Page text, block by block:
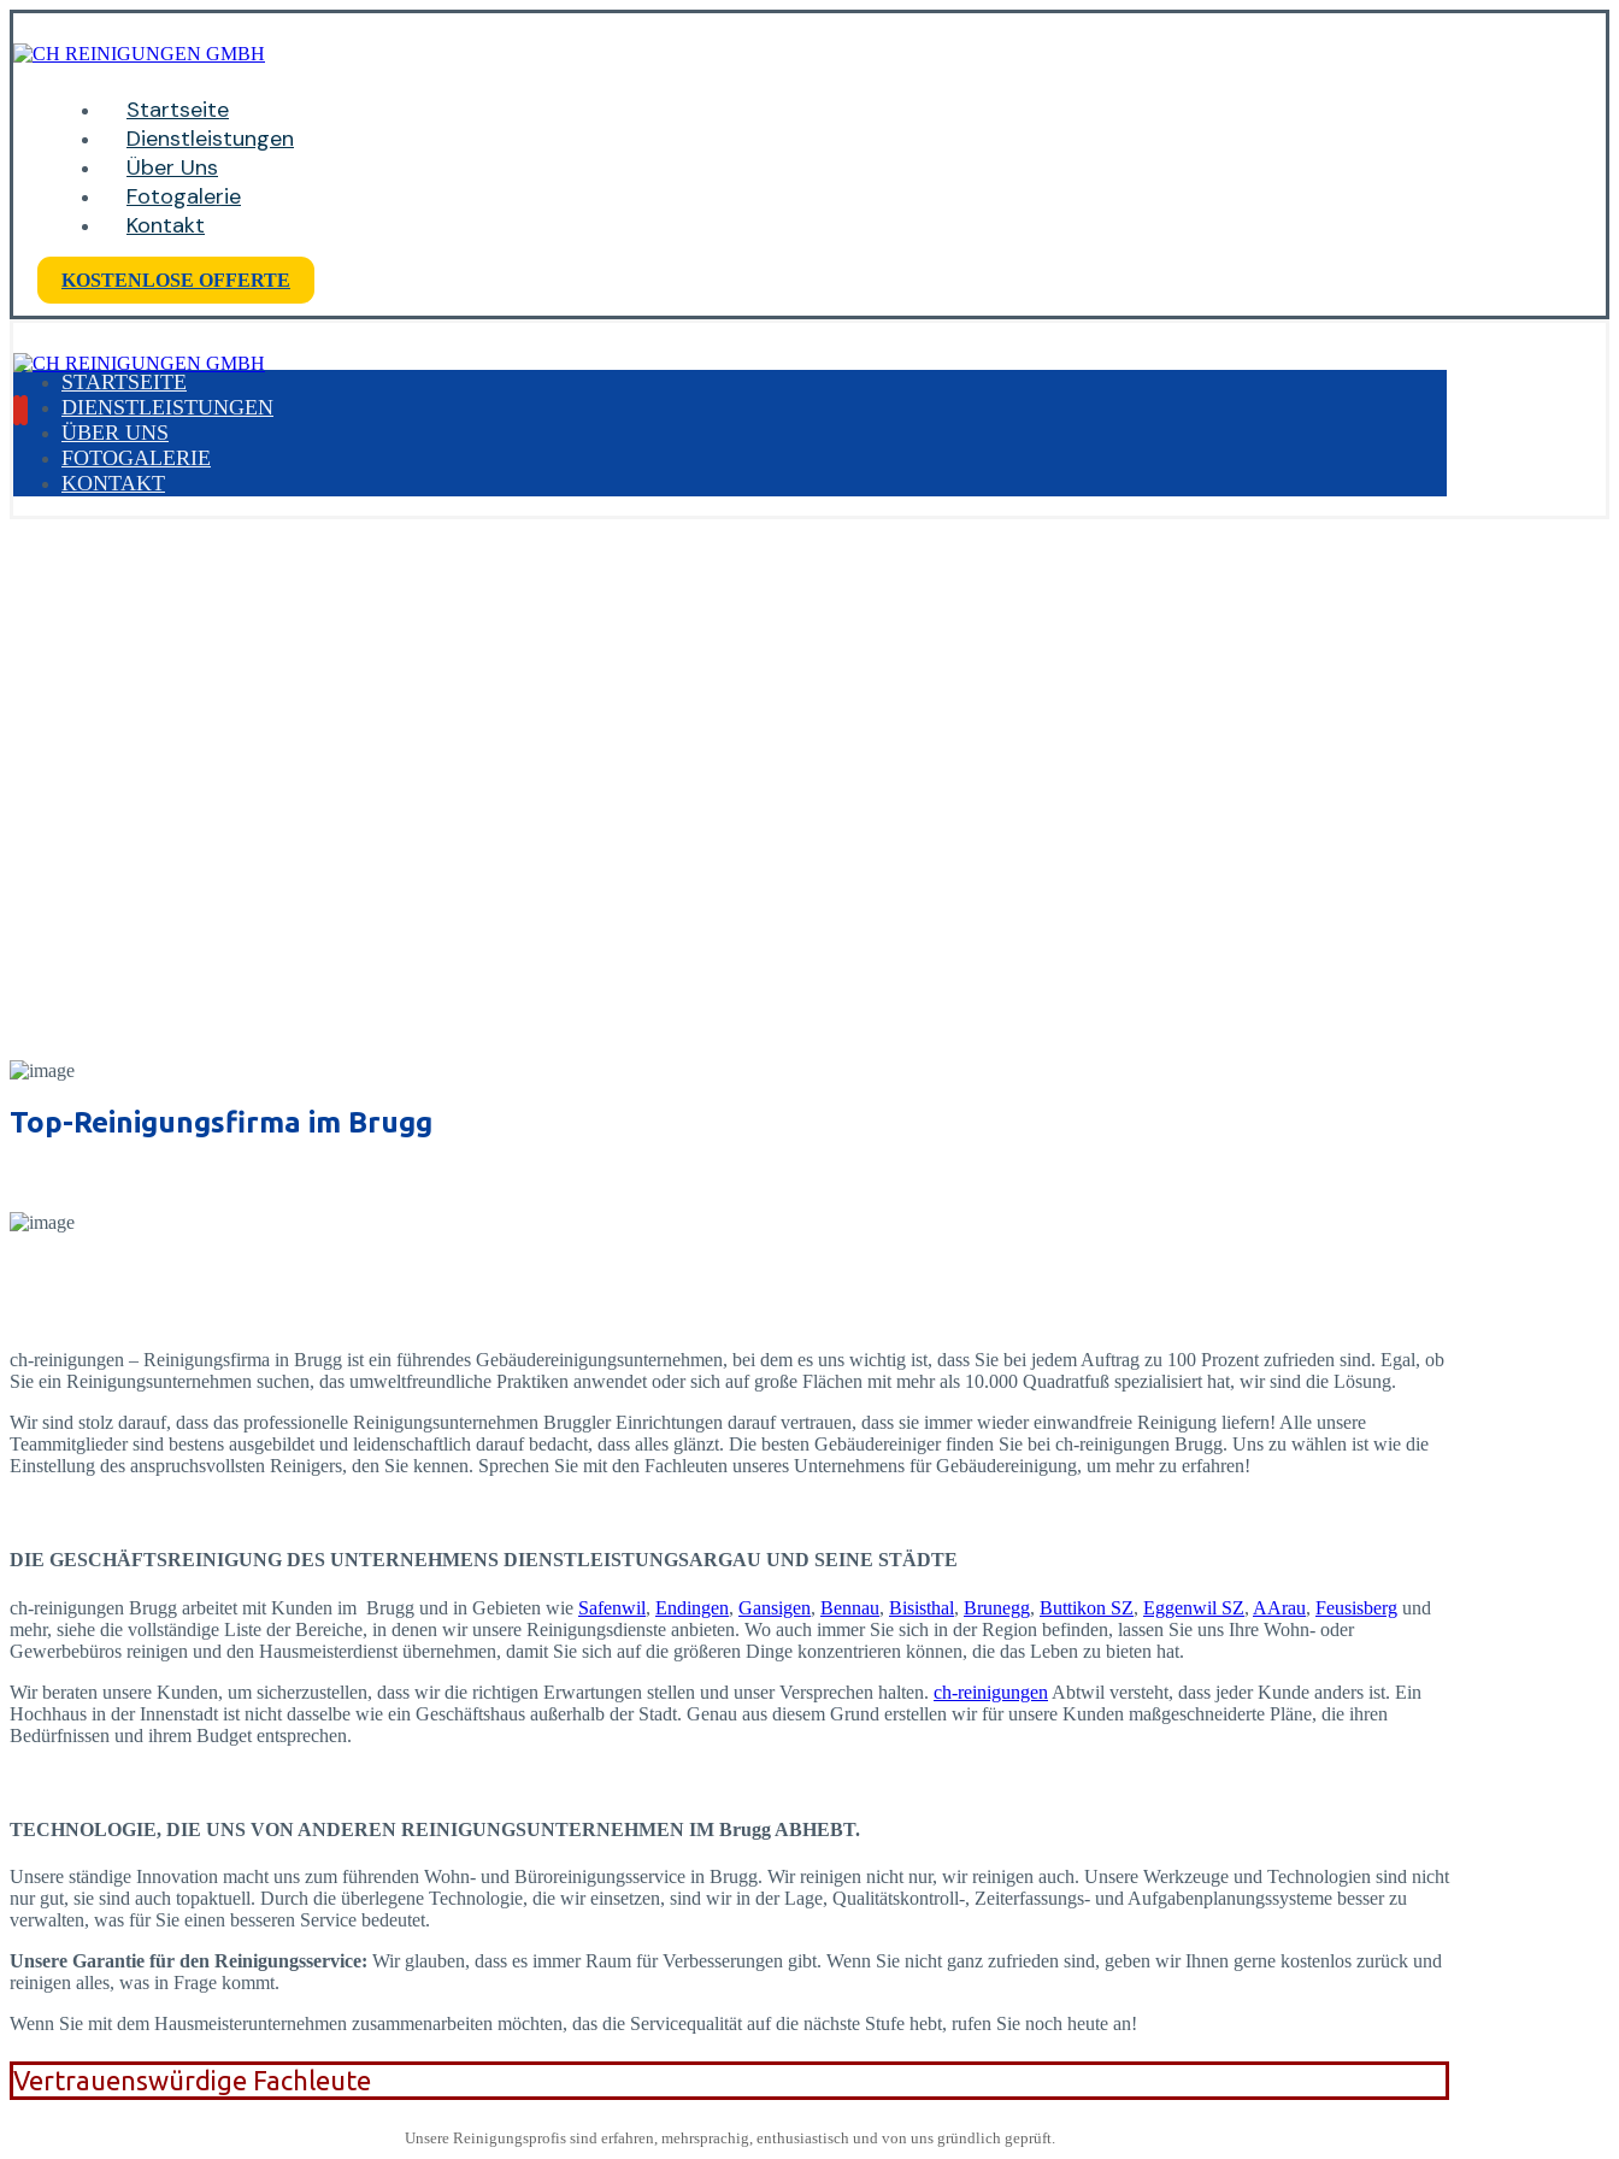
Startseite
Dienstleistungen
Über Uns
Fotogalerie
Kontakt
KOSTENLOSE OFFERTE
STARTSEITE
DIENSTLEISTUNGEN
ÜBER UNS
FOTOGALERIE
KONTAKT
Top-Reinigungsfirma im Brugg
ch-reinigungen – Reinigungsfirma in Brugg ist ein führendes Gebäudereinigungsunternehmen, bei dem es uns wichtig ist, dass Sie bei jedem Auftrag zu 100 Prozent zufrieden sind. Egal, ob
Sie ein Reinigungsunternehmen suchen, das umweltfreundliche Praktiken anwendet oder sich auf große Flächen mit mehr als 10.000 Quadratfuß spezialisiert hat, wir sind die Lösung.
Wir sind stolz darauf, dass das professionelle Reinigungsunternehmen Bruggler Einrichtungen darauf vertrauen, dass sie immer wieder einwandfreie Reinigung liefern! Alle unsere
Teammitglieder sind bestens ausgebildet und leidenschaftlich darauf bedacht, dass alles glänzt. Die besten Gebäudereiniger finden Sie bei ch-reinigungen Brugg. Uns zu wählen ist wie die
Einstellung des anspruchsvollsten Reinigers, den Sie kennen. Sprechen Sie mit den Fachleuten unseres Unternehmens für Gebäudereinigung, um mehr zu erfahren!
DIE GESCHÄFTSREINIGUNG DES UNTERNEHMENS DIENSTLEISTUNGSARGAU UND SEINE STÄDTE
ch-reinigungen Brugg arbeitet mit Kunden im Brugg und in Gebieten wie Safenwil, Endingen, Gansigen, Bennau, Bisisthal, Brunegg, Buttikon SZ, Eggenwil SZ, AArau, Feusisberg und
mehr, siehe die vollständige Liste der Bereiche, in denen wir unsere Reinigungsdienste anbieten. Wo auch immer Sie sich in der Region befinden, lassen Sie uns Ihre Wohn- oder
Gewerbebüros reinigen und den Hausmeisterdienst übernehmen, damit Sie sich auf die größeren Dinge konzentrieren können, die das Leben zu bieten hat.
Wir beraten unsere Kunden, um sicherzustellen, dass wir die richtigen Erwartungen stellen und unser Versprechen halten. ch-reinigungen Abtwil versteht, dass jeder Kunde anders ist. Ein
Hochhaus in der Innenstadt ist nicht dasselbe wie ein Geschäftshaus außerhalb der Stadt. Genau aus diesem Grund erstellen wir für unsere Kunden maßgeschneiderte Pläne, die ihren
Bedürfnissen und ihrem Budget entsprechen.
TECHNOLOGIE, DIE UNS VON ANDEREN REINIGUNGSUNTERNEHMEN IM Brugg ABHEBT.
Unsere ständige Innovation macht uns zum führenden Wohn- und Büroreinigungsservice in Brugg. Wir reinigen nicht nur, wir reinigen auch. Unsere Werkzeuge und Technologien sind nicht
nur gut, sie sind auch topaktuell. Durch die überlegene Technologie, die wir einsetzen, sind wir in der Lage, Qualitätskontroll-, Zeiterfassungs- und Aufgabenplanungssysteme besser zu
verwalten, was für Sie einen besseren Service bedeutet.
Unsere Garantie für den Reinigungsservice: Wir glauben, dass es immer Raum für Verbesserungen gibt. Wenn Sie nicht ganz zufrieden sind, geben wir Ihnen gerne kostenlos zurück und
reinigen alles, was in Frage kommt.
Wenn Sie mit dem Hausmeisterunternehmen zusammenarbeiten möchten, das die Servicequalität auf die nächste Stufe hebt, rufen Sie noch heute an!
Vertrauenswürdige Fachleute
Unsere Reinigungsprofis sind erfahren, mehrsprachig, enthusiastisch und von uns gründlich geprüft.